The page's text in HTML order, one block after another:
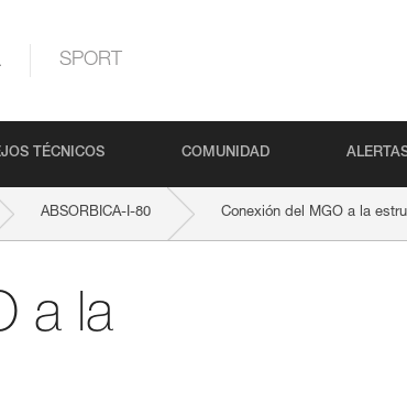
SPORT
TÉCNICOS COMUNIDAD
ABSORBICA-I-80 Conexión del MGO a la
a la